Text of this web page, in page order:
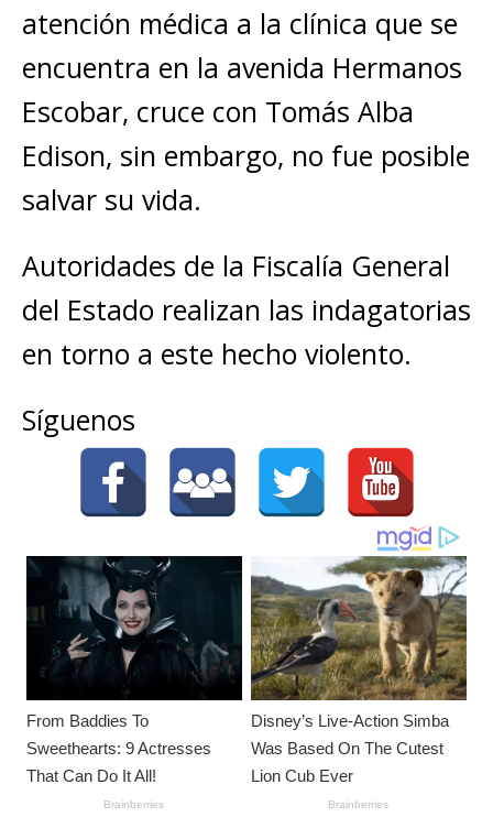
atención médica a la clínica que se
encuentra en la avenida Hermanos
Escobar, cruce con Tomás Alba
Edison, sin embargo, no fue posible
salvar su vida.
Autoridades de la Fiscalía General
del Estado realizan las indagatorias
en torno a este hecho violento.
Síguenos